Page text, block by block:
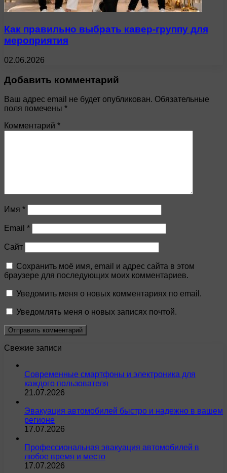
Как правильно выбрать кавер-группу для
мероприятия
02.06.2026
Добавить комментарий
Ваш адрес email не будет опубликован. Обязательные
поля помечены *
Комментарий *
Имя *
Email *
Сайт
Сохранить моё имя, email и адрес сайта в этом
браузере для последующих моих комментариев.
Уведомить меня о новых комментариях по email.
Уведомлять меня о новых записях почтой.
Свежие записи
Современные смартфоны и электроника для
каждого пользователя
21.07.2026
Эвакуация автомобилей быстро и надежно в вашем
регионе
17.07.2026
Профессиональная эвакуация автомобилей в
любое время и место
17.07.2026